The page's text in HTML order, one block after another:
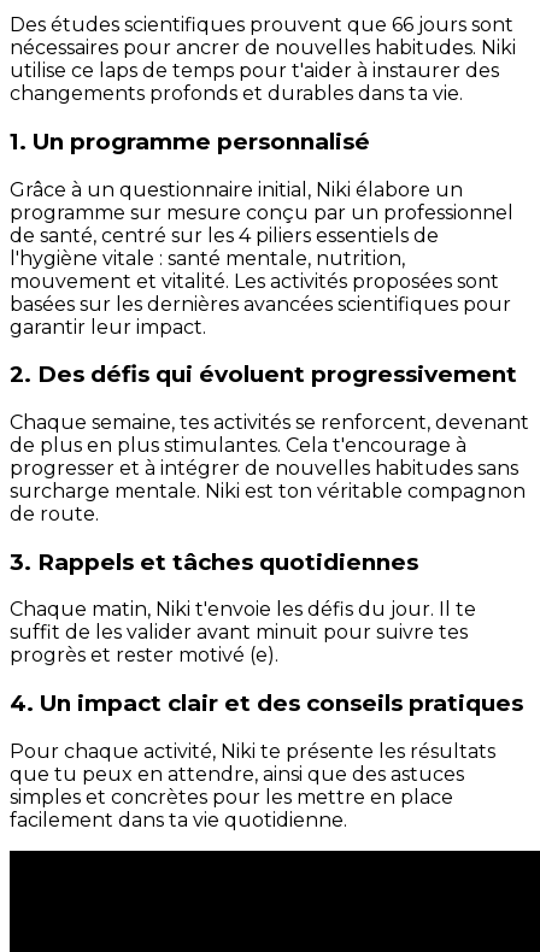
Des études scientifiques prouvent que 66 jours sont
nécessaires pour ancrer de nouvelles habitudes. Niki
utilise ce laps de temps pour t'aider à instaurer des
changements profonds et durables dans ta vie.
1. Un programme personnalisé
Grâce à un questionnaire initial, Niki élabore un
programme sur mesure conçu par un professionnel
de santé, centré sur les 4 piliers essentiels de
l'hygiène vitale : santé mentale, nutrition,
mouvement et vitalité. Les activités proposées sont
basées sur les dernières avancées scientifiques pour
garantir leur impact.
2. Des défis qui évoluent progressivement
Chaque semaine, tes activités se renforcent, devenant
de plus en plus stimulantes. Cela t'encourage à
progresser et à intégrer de nouvelles habitudes sans
surcharge mentale. Niki est ton véritable compagnon
de route.
3. Rappels et tâches quotidiennes
Chaque matin, Niki t'envoie les défis du jour. Il te
suffit de les valider avant minuit pour suivre tes
progrès et rester motivé (e).
4. Un impact clair et des conseils pratiques
Pour chaque activité, Niki te présente les résultats
que tu peux en attendre, ainsi que des astuces
simples et concrètes pour les mettre en place
facilement dans ta vie quotidienne.